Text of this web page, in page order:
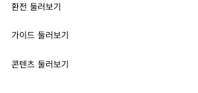
MetaMask Connect
Snaps
웹3 서비스
보안
고객 지원
이더리움 가격
솔라나 가격
환전 둘러보기
ETH를 USD로 환전
USDT를 INR로 환전
가이드 둘러보기
ETH 매수
콘텐츠 둘러보기